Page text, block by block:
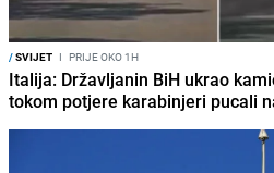
/SVIJET I PRIJE OKO 1H
Italija: Državljanin BiH ukrao
tokom potjere karabinjeri pucali